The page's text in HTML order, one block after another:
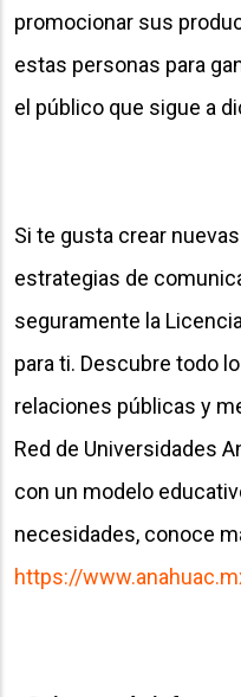
promocionar sus
estas personas para
el público que sigue a
Si te gusta crear
estrategias de
seguramente la
para ti. Descubre todo
relaciones públicas y
Red de Universidades
con un modelo
necesidades, conoce
https://